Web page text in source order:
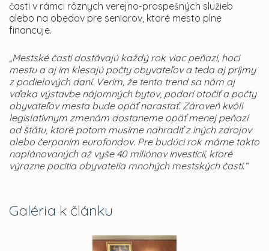
Galéria k článku
časti v rámci rôznych verejno-prospešných služieb
alebo na obedov pre seniorov, ktoré mesto plne
financuje.
„Mestské časti dostávajú každý rok viac peňazí, hoci
mestu a aj im klesajú počty obyvateľov a teda aj príjmy
z podielových daní. Verím, že tento trend sa nám aj
vďaka výstavbe nájomných bytov, podarí otočiť a počty
obyvateľov mesta bude opäť narastať. Zároveň kvôli
legislatívnym zmenám dostaneme opäť menej peňazí
od štátu, ktoré potom musíme nahradiť z iných zdrojov
alebo čerpaním eurofondov. Pre budúci rok máme takto
naplánovaných až vyše 40 miliónov investícií, ktoré
výrazne pocítia obyvatelia mnohých mestských častí.“